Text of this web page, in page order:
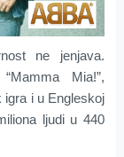
ne jenjava.
Mia!”,
igra i u Engleskoj
ljudi u 440